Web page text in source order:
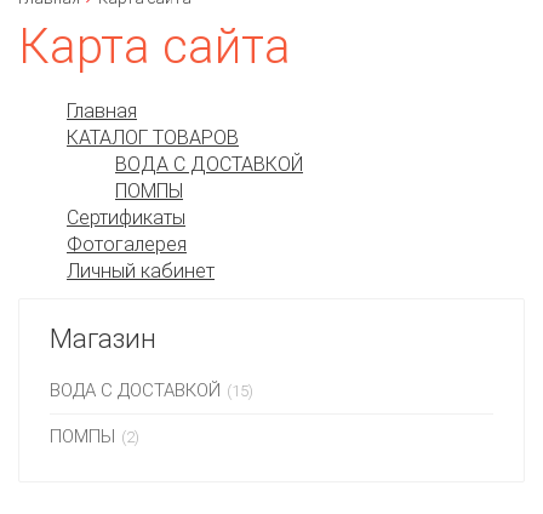
Карта сайта
Главная
КАТАЛОГ ТОВАРОВ
ВОДА С ДОСТАВКОЙ
ПОМПЫ
Сертификаты
Фотогалерея
Личный кабинет
Магазин
ВОДА С ДОСТАВКОЙ (15)
ПОМПЫ (2)